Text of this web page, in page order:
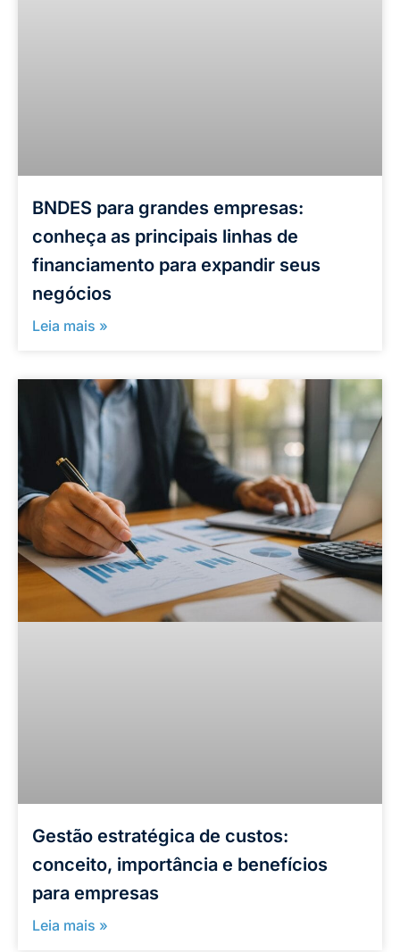
BNDES para grandes empresas:
conheça as principais linhas de
financiamento para expandir seus
negócios
Leia mais »
Gestão estratégica de custos:
conceito, importância e benefícios
para empresas
Leia mais »